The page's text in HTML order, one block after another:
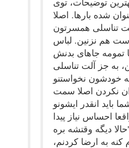
شده بارها. اصلا
تناسلی همسرتون
هم نزنین. لباس
تمومه جاهای بدنش
به جز آلت تناسلی
خودشون نخواستنو
نکردن اصلا سمت
باید انقدر ایشونو
احساس نیاز پیدا
دیگه وقتشه بره
کنه به ارضا کردنم،